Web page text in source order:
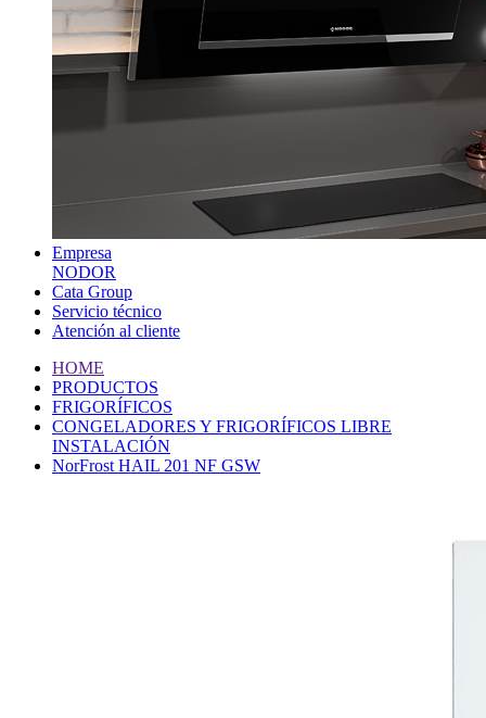
Empresa
NODOR
Cata Group
Servicio técnico
Atención al cliente
HOME
PRODUCTOS
FRIGORÍFICOS
CONGELADORES Y FRIGORÍFICOS LIBRE
INSTALACIÓN
NorFrost HAIL 201 NF GSW